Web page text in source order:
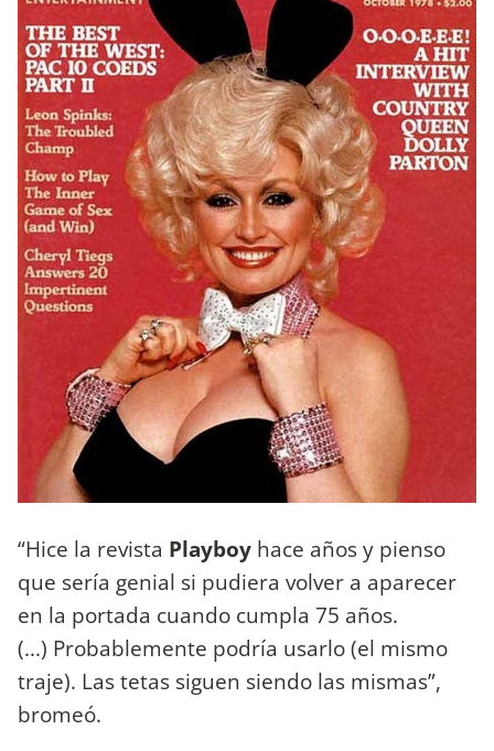
“Hice la revista Playboy hace años y pienso
que sería genial si pudiera volver a aparecer
en la portada cuando cumpla 75 años.
(...) Probablemente podría usarlo (el mismo
traje). Las tetas siguen siendo las mismas”,
bromeó.